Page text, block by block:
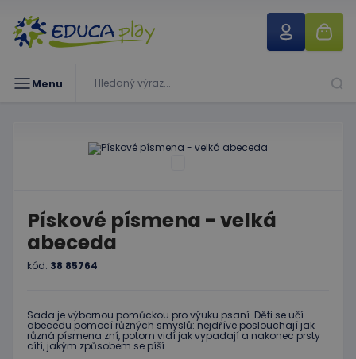
Menu
Pískové písmena - velká
abeceda
kód: 38 85764
Sada je výbornou pomůckou pro výuku psaní. Děti se učí
abecedu pomocí různých smyslů: nejdříve poslouchají jak
různá písmena zní, potom vidí jak vypadají a nakonec prsty
cítí, jakým způsobem se píší.